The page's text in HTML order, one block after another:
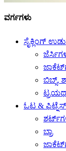
ವರ್ಗಗಳು
ಸೈಕ್ಲಿಂಗ್
ಬಿಬ್ಸ್,
ಓಟ &
ಬ್ರಾ